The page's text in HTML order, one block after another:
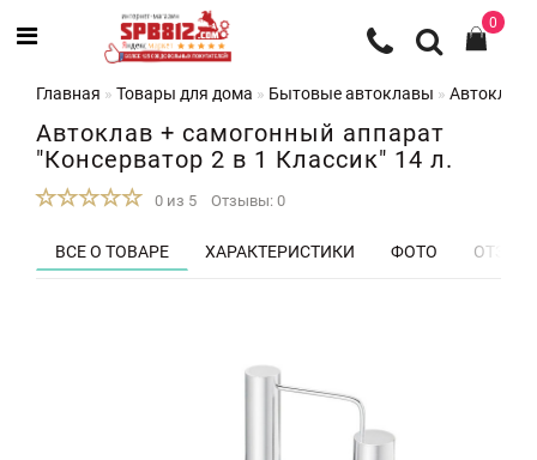
0
Главная Товары для дома Бытовые автоклавы Автоклав
Автоклав + самогонный аппарат
"Консерватор 2 в 1 Классик" 14 л.
0 из 5 Отзывы: 0
ВСЕ О ТОВАРЕ ХАРАКТЕРИСТИКИ ФОТО